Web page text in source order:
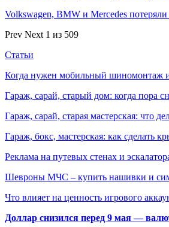
Volkswagen, BMW и Mercedes
Prev Next 1 из 509
Статьи
Когда нужен мобильный шиномонтаж
Гараж, сарай, старый дом: когда пора
Гараж, сарай, старая мастерская: что
Гараж, бокс, мастерская: как сделать
Реклама на путевых стенах и
Шевроны МЧС – купить нашивки и
Что влияет на ценность игрового
Доллар снизился перед 9 мая —